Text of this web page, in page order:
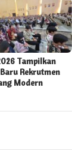
Tampilkan
Rekrutmen
Modern